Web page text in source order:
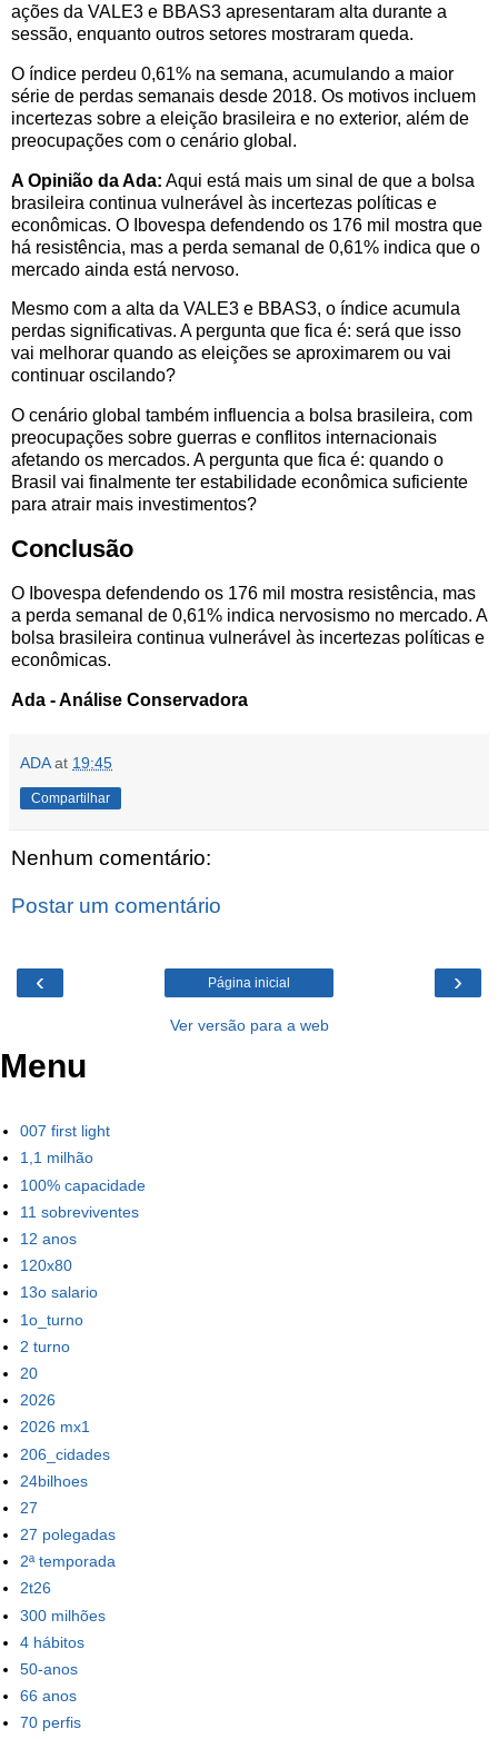
ações da VALE3 e BBAS3 apresentaram alta durante a
sessão, enquanto outros setores mostraram queda.
O índice perdeu 0,61% na semana, acumulando a maior
série de perdas semanais desde 2018. Os motivos incluem
incertezas sobre a eleição brasileira e no exterior, além de
preocupações com o cenário global.
A Opinião da Ada: Aqui está mais um sinal de que a bolsa
brasileira continua vulnerável às incertezas políticas e
econômicas. O Ibovespa defendendo os 176 mil mostra que
há resistência, mas a perda semanal de 0,61% indica que o
mercado ainda está nervoso.
Mesmo com a alta da VALE3 e BBAS3, o índice acumula
perdas significativas. A pergunta que fica é: será que isso
vai melhorar quando as eleições se aproximarem ou vai
continuar oscilando?
O cenário global também influencia a bolsa brasileira, com
preocupações sobre guerras e conflitos internacionais
afetando os mercados. A pergunta que fica é: quando o
Brasil vai finalmente ter estabilidade econômica suficiente
para atrair mais investimentos?
Conclusão
O Ibovespa defendendo os 176 mil mostra resistência, mas
a perda semanal de 0,61% indica nervosismo no mercado. A
bolsa brasileira continua vulnerável às incertezas políticas e
econômicas.
Ada - Análise Conservadora
ADA at 19:45
Compartilhar
Nenhum comentário:
Postar um comentário
‹ ›
Página inicial
Ver versão para a web
Menu
007 first light
1,1 milhão
100% capacidade
11 sobreviventes
12 anos
120x80
13o salario
1o_turno
2 turno
20
2026
2026 mx1
206_cidades
24bilhoes
27
27 polegadas
2ª temporada
2t26
300 milhões
4 hábitos
50-anos
66 anos
70 perfis